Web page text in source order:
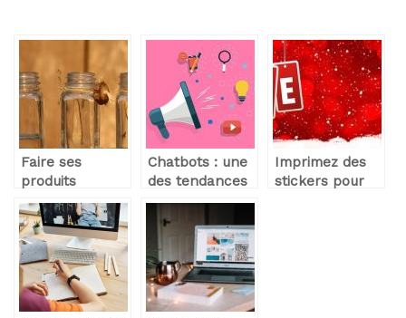
Faire ses
produits
maisons,
comment
s’organiser ?
Chatbots : une
des tendances
de la
génération de
lead en 2021
Imprimez des
stickers pour